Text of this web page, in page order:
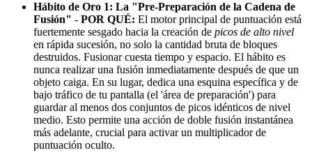
Hábito de Oro 1: La "Pre-Preparación de la Cadena de
Fusión" - POR QUÉ: El motor principal de puntuación está
fuertemente sesgado hacia la creación de picos de alto nivel
en rápida sucesión, no solo la cantidad bruta de bloques
destruidos. Fusionar cuesta tiempo y espacio. El hábito es
nunca realizar una fusión inmediatamente después de que un
objeto caiga. En su lugar, dedica una esquina específica y de
bajo tráfico de tu pantalla (el 'área de preparación') para
guardar al menos dos conjuntos de picos idénticos de nivel
medio. Esto permite una acción de doble fusión instantánea
más adelante, crucial para activar un multiplicador de
puntuación oculto.